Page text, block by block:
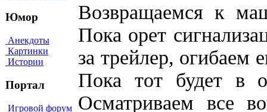
Юмор
Анекдоты
Картинки
Истории
Портал
Игровой форум
Возвращаемся к
Пока орет
за трейлер, огибаем
Пока тот будет в
Осматриваем все